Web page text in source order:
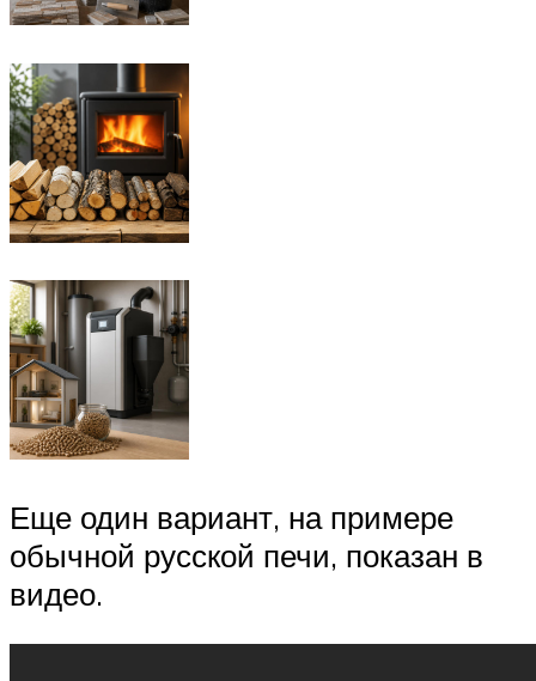
Еще один вариант, на примере
обычной русской печи, показан в
видео.